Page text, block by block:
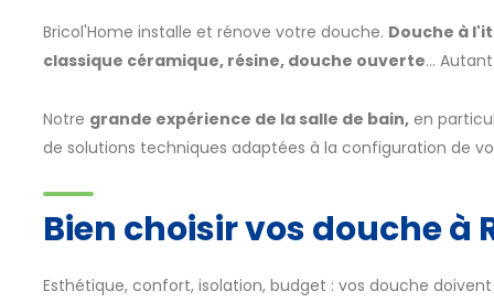
Bricol'Home installe et rénove votre douche. Douche à
classique céramique, résine, douche ouverte...
Notre grande expérience de la salle de bain, en
de solutions techniques adaptées à la configuration de
Bien choisir vos douche à
Esthétique, confort, isolation, budget : vos douche